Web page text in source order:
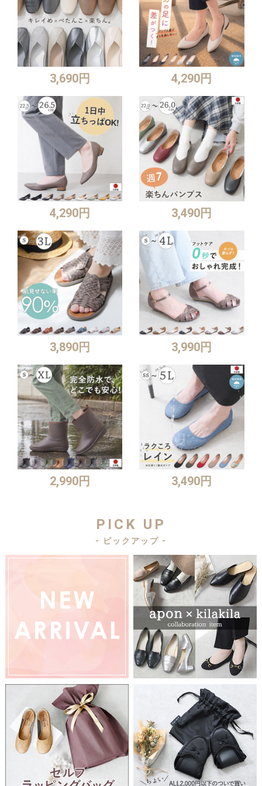
3,690円 4,290円
4,290円 3,490円
3,890円 3,990円
2,990円 3,490円
PICK UP
- ピックアップ -